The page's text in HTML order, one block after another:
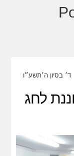
ד׳ בסיון ה׳תשע״ו
לחג